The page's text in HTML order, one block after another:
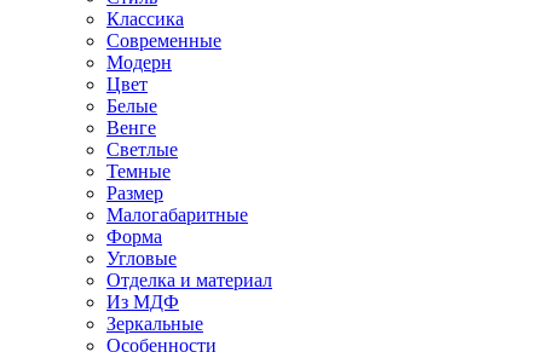
Классика
Современные
Модерн
Цвет
Белые
Венге
Светлые
Темные
Размер
Малогабаритные
Форма
Угловые
Отделка и материал
Из МДФ
Зеркальные
Особенности